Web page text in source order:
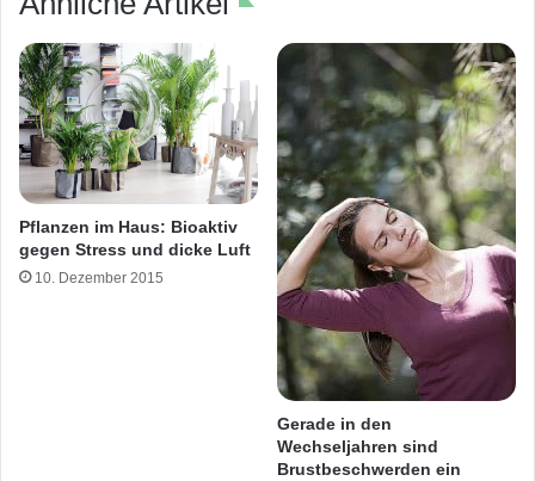
Pflanzen im Haus: Bioaktiv
gegen Stress und dicke Luft
10. Dezember 2015
Gerade in den
Wechseljahren sind
Brustbeschwerden ein